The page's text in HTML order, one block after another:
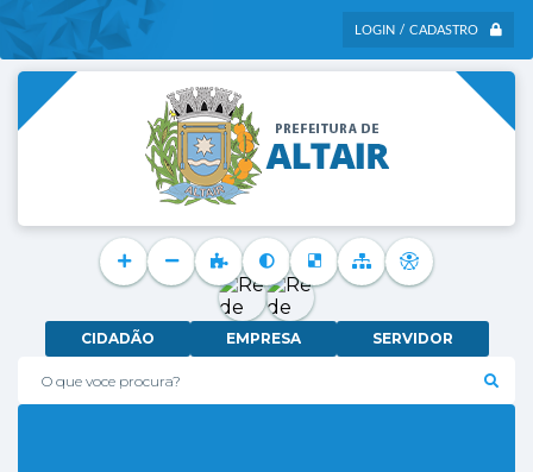
LOGIN / CADASTRO
O que voce procura?
CIDADÃO EMPRESA SERVIDOR